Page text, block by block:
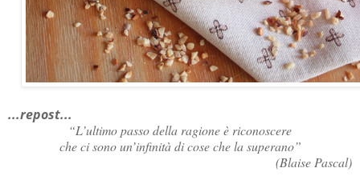
...repost...
“L’ultimo passo della ragione è riconoscere
che ci sono un’infinità di cose che la superano”
(Blaise Pascal)